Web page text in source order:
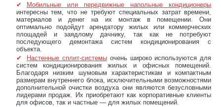
Мобильные или передвижные напольные кондиционеры
интересны тем, что не требуют специальных затрат времени,
материалов и денег на их монтаж в помещении. Они
оптимально подойдут арендатору жилых или коммерческих
площадей и заядлому дачнику, так как не потребуют
последующего демонтажа систем кондиционирования с
объекта.
Настенные сплит-системыочень широко используются для
систем кондиционирования жилых и офисных помещений.
Благодаря низким шумовым характеристикам и компактным
размерам внутреннего блока, исключительными возможностями
дополнительной очистки воздуха они являются безусловными
лидерами продаж. Их приобретают как корпоративные клиенты
для офисов, так и частные — для жилых помещений.